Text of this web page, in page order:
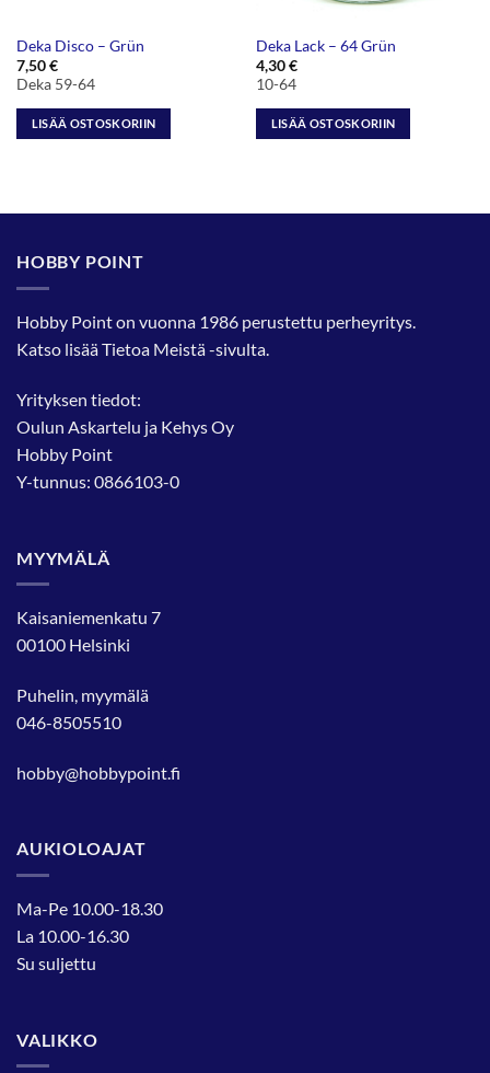
Deka Disco – Grün
7,50€
Deka 59-64
LISÄÄ OSTOSKORIIN
Deka Lack – 64 Grün
4,30€
10-64
LISÄÄ OSTOSKORIIN
HOBBY POINT
Hobby Point on vuonna 1986 perustettu perheyritys.
Katso lisääTietoa Meistä-sivulta.
Yrityksen tiedot:
Oulun Askartelu ja Kehys Oy
Hobby Point
Y-tunnus: 0866103-0
MYYMÄLÄ
Kaisaniemenkatu 7
00100 Helsinki
Puhelin, myymälä
046-8505510
hobby@hobbypoint.fi
AUKIOLOAJAT
Ma-Pe 10.00-18.30
La 10.00-16.30
Su suljettu
VALIKKO